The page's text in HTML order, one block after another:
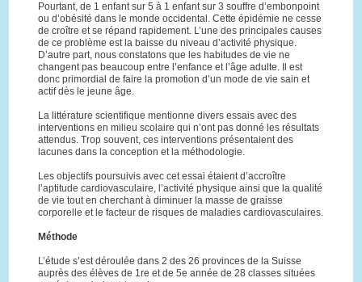
Pourtant, de 1 enfant sur 5 à 1 enfant sur 3 souffre d’embonpoint
ou d’obésité dans le monde occidental. Cette épidémie ne cesse
de croître et se répand rapidement. L’une des principales causes
de ce problème est la baisse du niveau d’activité physique.
D’autre part, nous constatons que les habitudes de vie ne
changent pas beaucoup entre l’enfance et l’âge adulte. Il est
donc primordial de faire la promotion d’un mode de vie sain et
actif dès le jeune âge.
La littérature scientifique mentionne divers essais avec des
interventions en milieu scolaire qui n’ont pas donné les résultats
attendus. Trop souvent, ces interventions présentaient des
lacunes dans la conception et la méthodologie.
Les objectifs poursuivis avec cet essai étaient d’accroître
l’aptitude cardiovasculaire, l’activité physique ainsi que la qualité
de vie tout en cherchant à diminuer la masse de graisse
corporelle et le facteur de risques de maladies cardiovasculaires.
Méthode
L’étude s’est déroulée dans 2 des 26 provinces de la Suisse
auprès des élèves de 1re et de 5e année de 28 classes situées